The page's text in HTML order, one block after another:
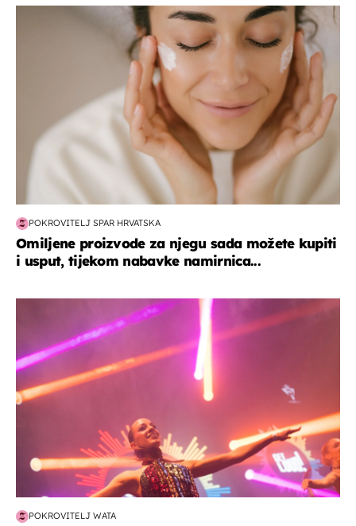
moda & ljepota
POKROVITELJ SPAR HRVATSKA
Omiljene proizvode za njegu sada možete kupiti
i usput, tijekom nabavke namirnica...
POKROVITELJ WATA